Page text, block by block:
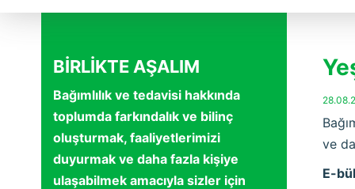
BİRLİKTE AŞALIM
Bağımlılık ve tedavisi hakkında
toplumda farkındalık ve bilinç
oluşturmak, faaliyetlerimizi
duyurmak ve daha fazla kişiye
ulaşabilmek amacıyla sizler için
ve
E-